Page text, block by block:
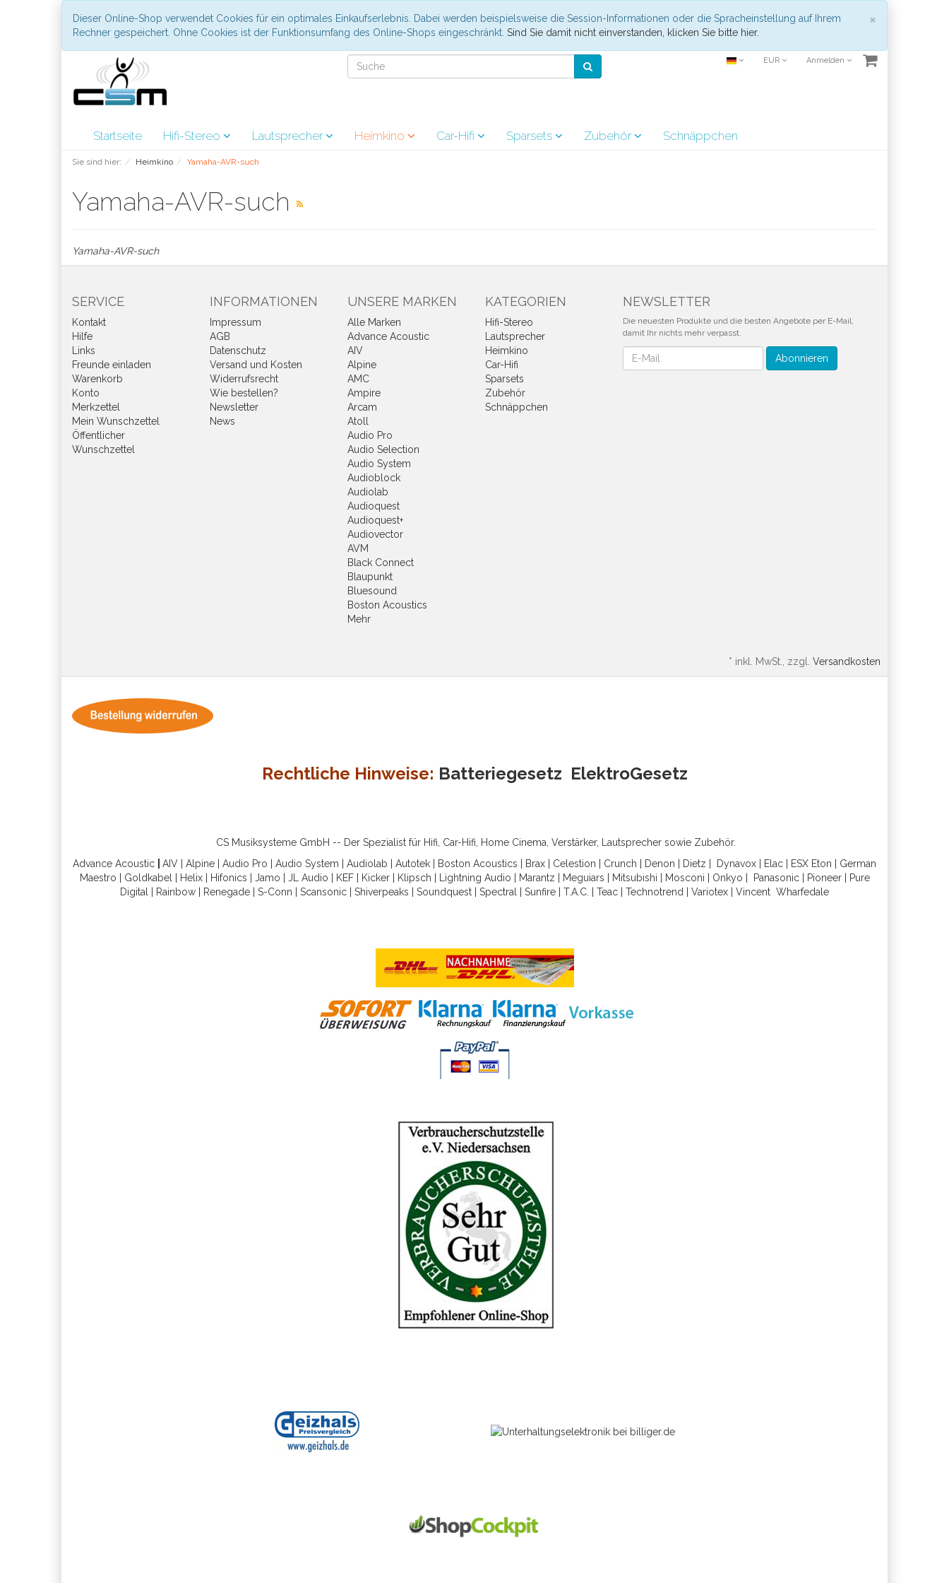
×
Dieser Online-Shop verwendet Cookies für ein optimales Einkaufserlebnis. Dabei werden beispielsweise die Session-Informationen oder die Spracheinstellung auf Ihrem
Rechner gespeichert. Ohne Cookies ist der Funktionsumfang des Online-Shops eingeschränkt. Sind Sie damit nicht einverstanden, klicken Sie bitte hier.
EUR Anmelden
Startseite Hifi-Stereo Lautsprecher Heimkino Car-Hifi Sparsets Zubehör Schnäppchen
Sie sind hier: Heimkino Yamaha-AVR-such
Yamaha-AVR-such
Yamaha-AVR-such
SERVICE
Kontakt
Hilfe
Links
Freunde einladen
Warenkorb
Konto
Merkzettel
Mein Wunschzettel
Öffentlicher
Wunschzettel
INFORMATIONEN
Impressum
AGB
Datenschutz
Versand und Kosten
Widerrufsrecht
Wie bestellen?
Newsletter
News
UNSERE MARKEN
Alle Marken
Advance Acoustic
AIV
Alpine
AMC
Ampire
Arcam
Atoll
Audio Pro
Audio Selection
Audio System
Audioblock
Audiolab
Audioquest
Audioquest+
Audiovector
AVM
Black Connect
Blaupunkt
Bluesound
Boston Acoustics
Mehr
KATEGORIEN
Hifi-Stereo
Lautsprecher
Heimkino
Car-Hifi
Sparsets
Zubehör
Schnäppchen
NEWSLETTER
Die neuesten Produkte und die besten Angebote per E-Mail,
damit Ihr nichts mehr verpasst.
Newsletter Abonnieren
* inkl. MwSt., zzgl. Versandkosten
Rechtliche Hinweise: Batteriegesetz ElektroGesetz
CS Musiksysteme GmbH -- Der Spezialist für Hifi, Car-Hifi, Home Cinema, Verstärker, Lautsprecher sowie Zubehör.
Advance Acoustic
AIV Alpine Audio Pro Audio System Audiolab Autotek Boston Acoustics Brax Celestion Crunch Denon Dietz Dynavox Elac ESX Eton
German
Maestro
Goldkabel Helix| Hifonics Jamo JL Audio KEF| Kicker| Klipsch Lightning Audio Marantz Meguiars Mitsubishi Mosconi Onkyo Panasonic| Pioneer|
Pure
Digital
Rainbow Renegade S-Conn Scansonic Shiverpeaks Soundquest Spectral Sunfire T.A.C. Teac Technotrend Variotex Vincent Wharfedal e